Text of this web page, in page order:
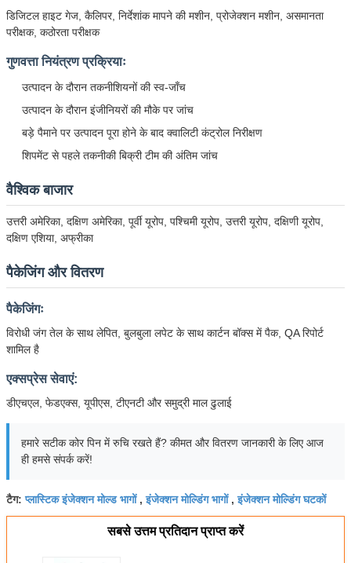
डिजिटल हाइट गेज, कैलिपर, निर्देशांक मापने की मशीन, प्रोजेक्शन मशीन, असमानता
परीक्षक, कठोरता परीक्षक
गुणवत्ता नियंत्रण प्रक्रियाः
उत्पादन के दौरान तकनीशियनों की स्व-जाँच
उत्पादन के दौरान इंजीनियरों की मौके पर जांच
बड़े पैमाने पर उत्पादन पूरा होने के बाद क्वालिटी कंट्रोल निरीक्षण
शिपमेंट से पहले तकनीकी बिक्री टीम की अंतिम जांच
वैश्विक बाजार
उत्तरी अमेरिका, दक्षिण अमेरिका, पूर्वी यूरोप, पश्चिमी यूरोप, उत्तरी यूरोप, दक्षिणी यूरोप,
दक्षिण एशिया, अफ्रीका
पैकेजिंग और वितरण
पैकेजिंगः
विरोधी जंग तेल के साथ लेपित, बुलबुला लपेट के साथ कार्टन बॉक्स में पैक, QA रिपोर्ट
शामिल है
एक्सप्रेस सेवाएं:
डीएचएल, फेडएक्स, यूपीएस, टीएनटी और समुद्री माल ढुलाई
हमारे सटीक कोर पिन में रुचि रखते हैं? कीमत और वितरण जानकारी के लिए आज
ही हमसे संपर्क करें!
टैग:प्लास्टिक इंजेक्शन मोल्ड भागों,इंजेक्शन मोल्डिंग भागों,इंजेक्शन मोल्डिंग घटकों
सबसे उत्तम प्रतिदान प्राप्त करें